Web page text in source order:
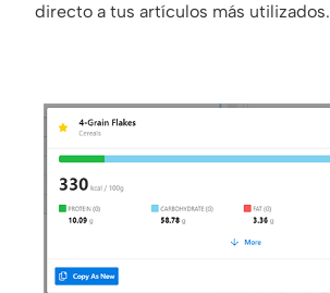
directo a tus artículos más utilizados.